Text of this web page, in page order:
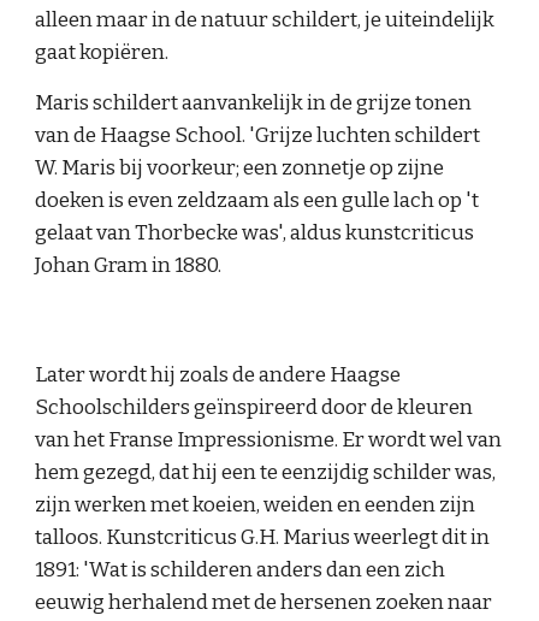
alleen maar in de natuur schildert, je uiteindelijk
gaat kopiëren.
Maris schildert aanvankelijk in de grijze tonen
van de Haagse School. 'Grijze luchten schildert
W. Maris bij voorkeur; een zonnetje op zijne
doeken is even zeldzaam als een gulle lach op 't
gelaat van Thorbecke was', aldus kunstcriticus
Johan Gram in 1880.
Later wordt hij zoals de andere Haagse
Schoolschilders geïnspireerd door de kleuren
van het Franse Impressionisme. Er wordt wel van
hem gezegd, dat hij een te eenzijdig schilder was,
zijn werken met koeien, weiden en eenden zijn
talloos. Kunstcriticus G.H. Marius weerlegt dit in
1891: 'Wat is schilderen anders dan een zich
eeuwig herhalend met de hersenen zoeken naar